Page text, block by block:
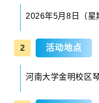
2026年5月8日（
2 活动地点
河南大学金明校区